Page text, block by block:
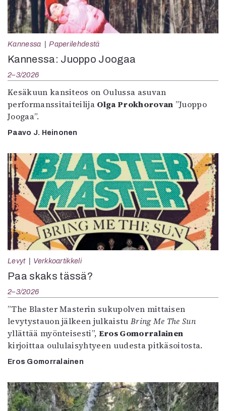
Kannessa Paperilehdestä
Kannessa: Juoppo Joogaa
2–3/2026
Kesäkuun kansiteos on Oulussa asuvan
performanssitaiteilija Olga Prokhorovan ”Juoppo
Joogaa”.
Paavo J. Heinonen
Levyt Verkkoartikkeli
Paa skaks tässä?
2–3/2026
”The Blaster Masterin sukupolven mittaisen
levytystauon jälkeen julkaistu Bring Me The Sun
yllättää myönteisesti”, Eros Gomorralainen
kirjoittaa oululaisyhtyeen uudesta pitkäsoitosta.
Eros Gomorralainen